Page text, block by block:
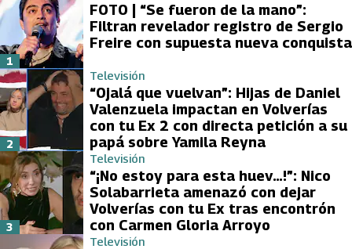
FOTO | “Se fueron de la mano”:
Filtran revelador registro de Sergio
Freire con supuesta nueva conquista
1
Televisión
“Ojalá que vuelvan”: Hijas de Daniel
Valenzuela impactan en Volverías
con tu Ex 2 con directa petición a su
papá sobre Yamila Reyna
2
Televisión
“¡No estoy para esta huev…!”: Nico
Solabarrieta amenazó con dejar
Volverías con tu Ex tras encontrón
con Carmen Gloria Arroyo
3
Televisión